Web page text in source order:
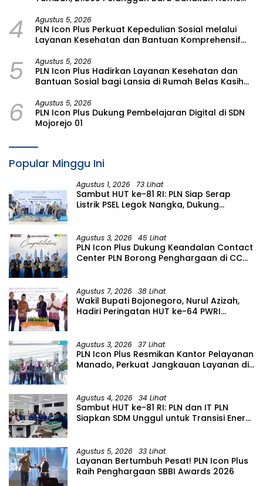
4 Agustus 5, 2026
PLN Icon Plus Perkuat Kepedulian Sosial melalui
Layanan Kesehatan dan Bantuan Komprehensif
5 Agustus 5, 2026
PLN Icon Plus Hadirkan Layanan Kesehatan dan
Bantuan Sosial bagi Lansia di Rumah Belas Kasih
6 Agustus 5, 2026
PLN Icon Plus Dukung Pembelajaran Digital di SDN
Mojorejo 01
Popular Minggu Ini
Agustus 1, 2026 73 Lihat
Sambut HUT ke-81 RI: PLN Siap Serap
Listrik PSEL Legok Nangka, Dukung
Agustus 3, 2026 45 Lihat
PLN Icon Plus Dukung Keandalan Contact
Center PLN Borong Penghargaan di CCW
Agustus 7, 2026 38 Lihat
Wakil Bupati Bojonegoro, Nurul Azizah,
Hadiri Peringatan HUT ke-64 PWRI
Agustus 3, 2026 37 Lihat
PLN Icon Plus Resmikan Kantor Pelayanan
Manado, Perkuat Jangkauan Layanan di
Agustus 4, 2026 34 Lihat
Sambut HUT ke-81 RI: PLN dan IT PLN
Siapkan SDM Unggul untuk Transisi Energi
Agustus 5, 2026 33 Lihat
Layanan Bertumbuh Pesat! PLN Icon Plus
Raih Penghargaan SBBI Awards 2026